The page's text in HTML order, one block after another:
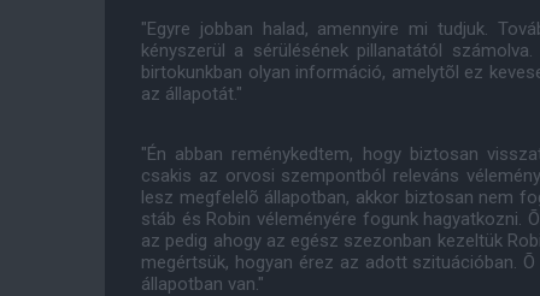
"Egyre jobban halad, amennyire mi tudjuk.
kényszerül a sérülésének pillanatától
birtokunkban olyan információ, amelytõl ez
az állapotát."
"Én abban reménykedtem, hogy biztosan
csakis az orvosi szempontból releváns
lesz megfelelõ állapotban, akkor biztosan nem
stáb és Robin véleményére fogunk hagyatkozni.
az pedig ahogy az egész szezonban kezeltük
megértsük, hogyan érez az adott szituációban.
állapotban van."